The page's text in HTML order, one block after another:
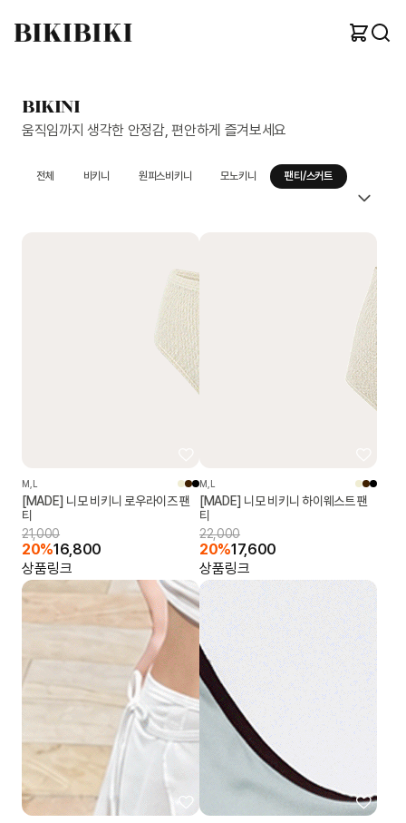
BIKINI
움직임까지 생각한 안정감, 편안하게 즐겨보세요
전체 비키니 원피스비키니 모노키니 팬티/스커트
M,L
[MADE] 니모 비키니 로우라이즈 팬
티
21,000
20%16,800
상품링크
M,L
[MADE] 니모 비키니 하이웨스트 팬
티
22,000
20%17,600
상품링크